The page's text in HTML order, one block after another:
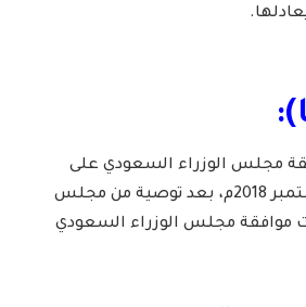
مجلس الوزراء السعودي على
تحويل «مصلحة أملاك الدولة» إلى هيئة عامة في 4 سبتمبر 2018م، بعد توصية من مجلس
والتنمية. في 6 إبريل 2021م، صدرت موافقة مجلس الوزراء السعودي